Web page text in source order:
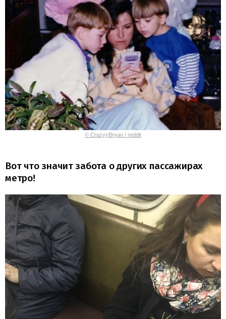
© CrazyyBryan / reddit
Вот что значит забота о других пассажирах
метро!